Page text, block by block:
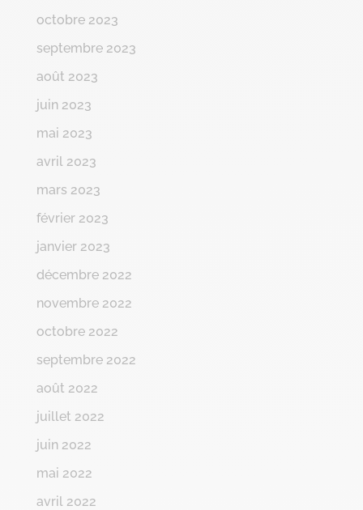
octobre 2023
septembre 2023
août 2023
juin 2023
mai 2023
avril 2023
mars 2023
février 2023
janvier 2023
décembre 2022
novembre 2022
octobre 2022
septembre 2022
août 2022
juillet 2022
juin 2022
mai 2022
avril 2022